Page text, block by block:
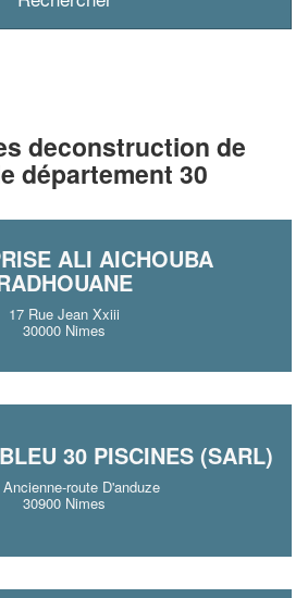
deconstruction de
département 30
ALI AICHOUBA
17 Rue Jean Xxiii
30000 Nimes
30 PISCINES (SARL)
route D'anduze
30900 Nimes